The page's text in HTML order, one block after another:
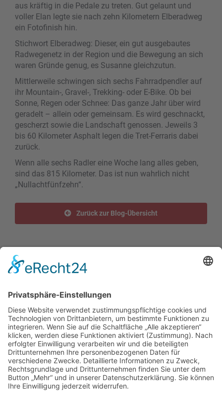
aus kräftig in die Pedale zu treten. Gut gelaunt und
voller Elan legte sie nach zehn Kilometern Elberadweg
ein Fotofinish hin.
Stichwort Elberadweg: Dieser, ein gut ausgebautes
Radwegenetz in der Region und die Bewegung an sich
waren Gründe genug, es Susanne gleichzutun.
Mittlerweile schwingen sich sechs Fahrradpendler auf
ihr Mountain-, Gravel-, Trekking- oder E-Bike. Ob bei
Sonne, Regen oder Schnee: Das ganze Jahr über wird
geradelt – allein oder gemeinsam. Es wird geschnackt,
gescherzt sowie die Landschaft genossen. Jeweils 3
bis 60 Kilometer Asphalt legen die Tret-Ferraris dabei
zurück.
Wenn alle sechs Radler eine Woche lang alles geben,
sind das 815 Kilometer. Das ist nun wahrlich nicht
„Nullachtfünfzehn“.
Zurück zur Blog-Übersicht
Teilen Sie diesen Artikel!
Facebook
X RedditLinkedIn